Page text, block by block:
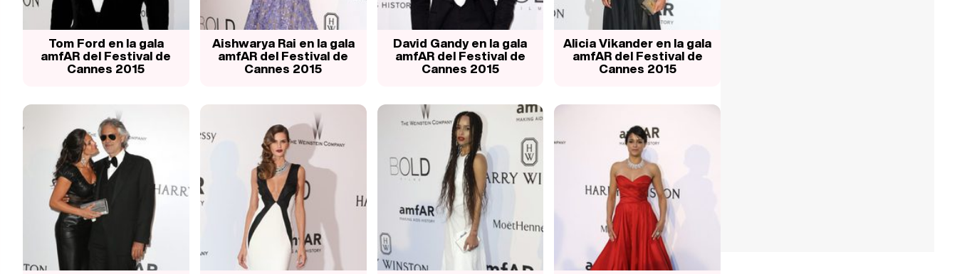
Tom Ford en la gala
amfAR del Festival de
Cannes 2015
Aishwarya Rai en la gala
amfAR del Festival de
Cannes 2015
David Gandy en la gala
amfAR del Festival de
Cannes 2015
Alicia Vikander en la gala
amfAR del Festival de
Cannes 2015